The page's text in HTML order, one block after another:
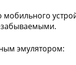
эмулятором: